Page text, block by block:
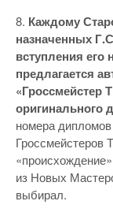
8. Каждому
назначенных
вступления его
предлагается
«Гроссмейстер
оригинального
номера
Гроссмейстеров
из Новых
выбирал.